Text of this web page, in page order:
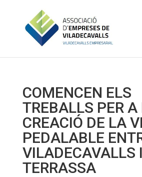
COMENCEN ELS
TREBALLS PER A
CREACIÓ DE LA
PEDALABLE
VILADECAVALLS I
TERRASSA